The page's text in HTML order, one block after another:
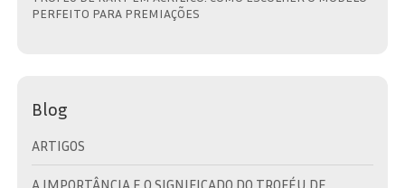
PERFEITO PARA PREMIAÇÕES
Blog
ARTIGOS
A IMPORTÂNCIA E O SIGNIFICADO DO TROFÉU DE